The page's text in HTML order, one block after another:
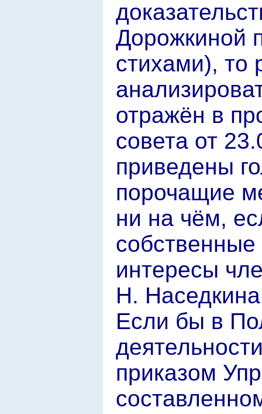
Дорожкиной
стихами), то
отражён в
совета от
приведены
порочащие
ни на чём,
интересы
Н.
Если бы в
приказом